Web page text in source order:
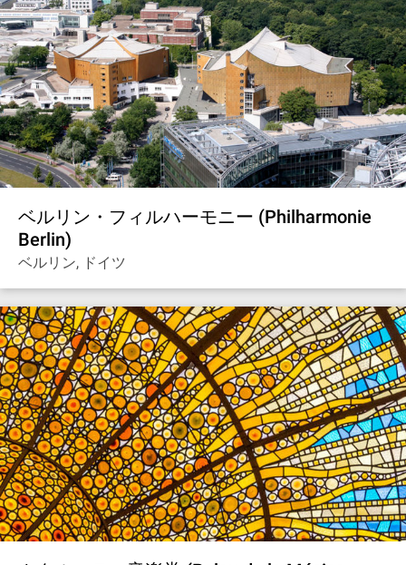
ベルリン・フィルハーモニー (Philharmonie
Berlin)
ベルリン, ドイツ